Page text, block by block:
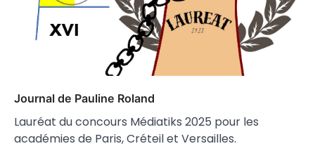
Journal de Pauline Roland
Lauréat du concours Médiatiks 2025 pour les
académies de Paris, Créteil et Versailles.